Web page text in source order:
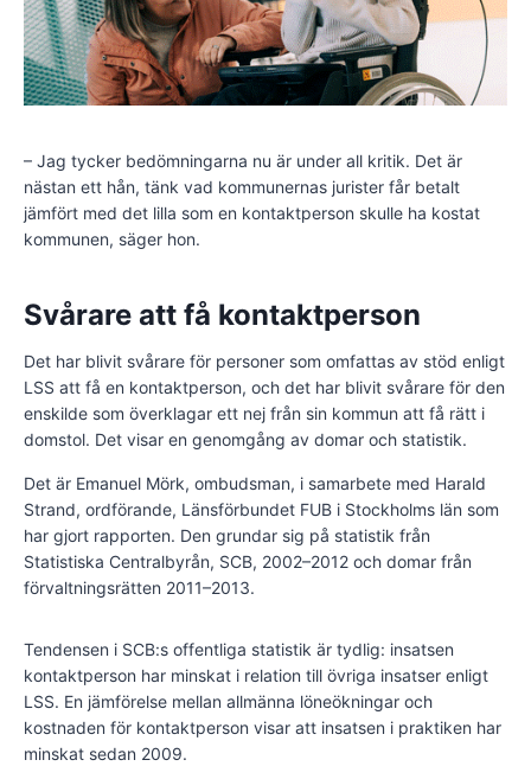
– Jag tycker bedömningarna nu är under all kritik. Det är
nästan ett hån, tänk vad kommunernas jurister får betalt
jämfört med det lilla som en kontaktperson skulle ha kostat
kommunen, säger hon.
Svårare att få kontaktperson
Det har blivit svårare för personer som omfattas av stöd enligt
LSS att få en kontaktperson, och det har blivit svårare för den
enskilde som överklagar ett nej från sin kommun att få rätt i
domstol. Det visar en genomgång av domar och statistik.
Det är Emanuel Mörk, ombudsman, i samarbete med Harald
Strand, ordförande, Länsförbundet FUB i Stockholms län som
har gjort rapporten. Den grundar sig på statistik från
Statistiska Centralbyrån, SCB, 2002–2012 och domar från
förvaltningsrätten 2011–2013.
Tendensen i SCB:s offentliga statistik är tydlig: insatsen
kontaktperson har minskat i relation till övriga insatser enligt
LSS. En jämförelse mellan allmänna löneökningar och
kostnaden för kontaktperson visar att insatsen i praktiken har
minskat sedan 2009.